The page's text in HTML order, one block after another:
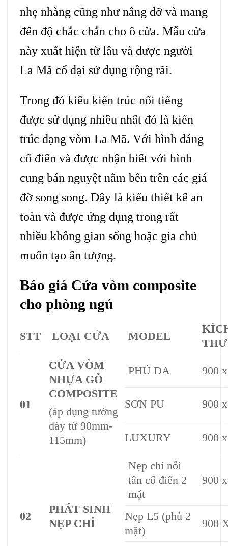
nhẹ nhàng cũng như nâng đỡ và mang
đến độ chắc chắn cho ô cửa. Mẫu cửa
này xuất hiện từ lâu và được người
La Mã cổ đại sử dụng rộng rãi.
Trong đó kiểu kiến trúc nổi tiếng
được sử dụng nhiều nhất đó là kiến
trúc dạng vòm La Mã. Với hình dáng
cổ điển và được nhận biết với hình
cung bán nguyệt nằm bên trên các giá
đỡ song song. Đây là kiểu thiết kế an
toàn và được ứng dụng trong rất
nhiều không gian sống hoặc gia chủ
muốn tạo ấn tượng.
Báo giá Cửa vòm composite
cho phòng ngủ
STT LOẠI CỬA MODEL
01
CỬA VÒM
NHỰA GỖ
COMPOSITE
(áp dụng tường
dày từ 90mm-
115mm)
PHỦ DA 900
SƠN PU 900
LUXURY 900
02
PHÁT SINH
NẸP CHỈ
Nẹp chỉ nỗi
tân cổ điển 2
mặt
900
Nẹp L5 (phủ 2
mặt)
900